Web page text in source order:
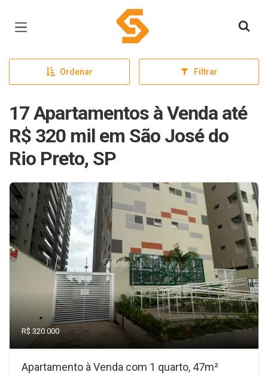
Página inicial
Ordenar Filtrar
17 Apartamentos à Venda até
R$ 320 mil em São José do
Rio Preto, SP
R$ 320.000
Apartamento à Venda com 1 quarto, 47m²